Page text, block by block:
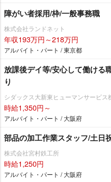
障がい者採用/枠/一般事務職
株式会社ランドネット
年収193万円～218万円
アルバイト・パート / 東京都
放課後デイ等/安心して働ける
り
シダックス大新東ヒューマンサービ
時給1,350円～
アルバイト・パート / 大阪府
部品の加工作業スタッフ/土日
株式会社宮村鉄工所
時給1,250円
アルバイト・パート / 大阪府